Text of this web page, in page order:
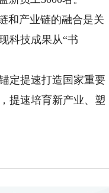
和产业链的融合是关
科技成果从“书
定提速打造国家重要
提速培育新产业、塑